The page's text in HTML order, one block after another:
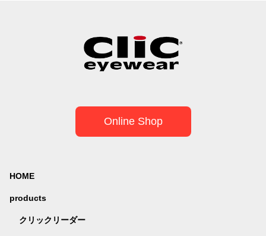
Online Shop
HOME
products
クリックリーダー